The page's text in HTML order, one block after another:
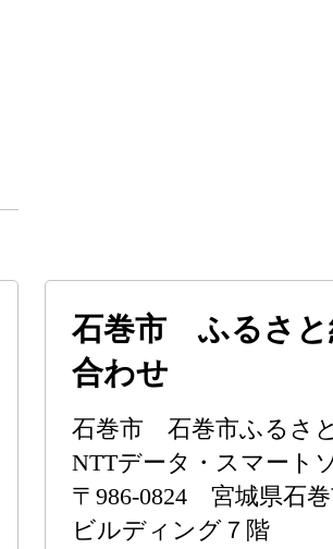
石巻市 ふるさと
合わせ
石巻市 石巻市ふるさ
NTTデータ・スマート
〒986-0824 宮城県石
ビルディング７階